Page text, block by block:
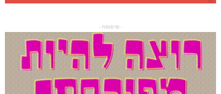
- פרסומת -